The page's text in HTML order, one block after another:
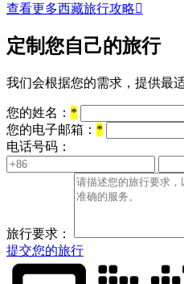
查看更多西藏旅行攻略
定制您自己的旅行
我们会根据您的需求，提供最
您的姓名： *
您的电子邮箱： *
电话号码：
旅行要求：
提交您的旅行